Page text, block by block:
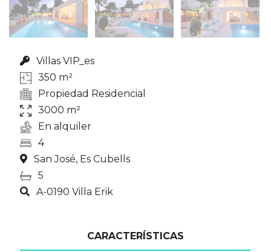
Villas VIP_es
350 m²
Propiedad Residencial
3000 m²
En alquiler
4
San José, Es Cubells
5
A-0190 Villa Erik
CARACTERÍSTICAS